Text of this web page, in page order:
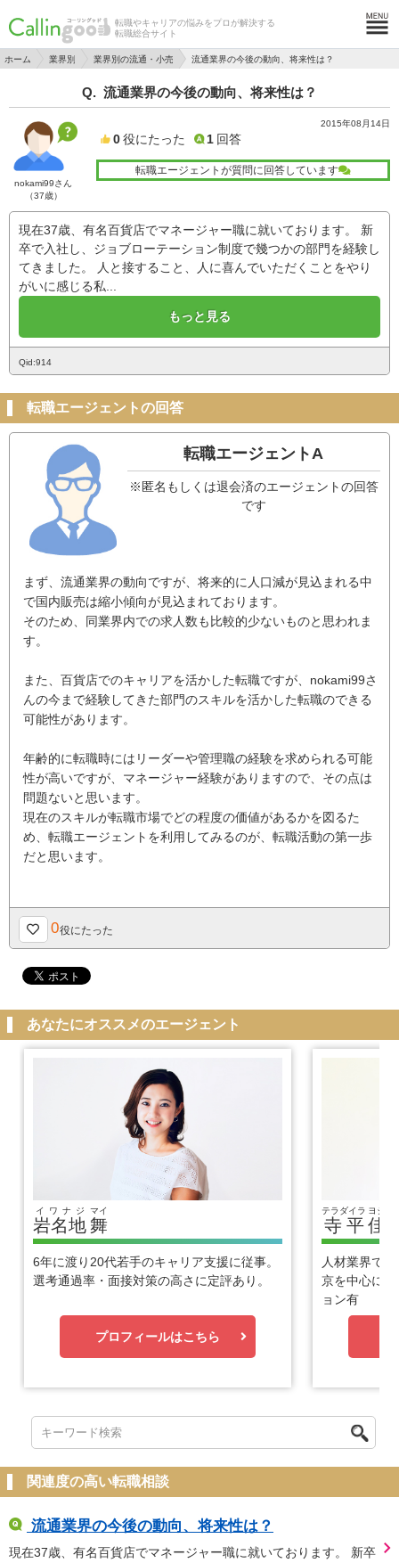
転職やキャリアの悩みをプロが解決する
転職総合サイト
ホーム 業界別 業界別の流通・小売 流通業界の今後の動向、将来性は？
流通業界の今後の動向、将来性は？
nokami99さん
（37歳）
2015年08月14日
0 役にたった 1 回答
転職エージェントが質問に回答しています
現在37歳、有名百貨店でマネージャー職に就いております。 新
卒で入社し、ジョブローテーション制度で幾つかの部門を経験し
てきました。 人と接すること、人に喜んでいただくことをやり
がいに感じる私...
もっと見る
Qid:914
転職エージェントの回答
転職エージェントA
※匿名もしくは退会済のエージェントの回答
です
まず、流通業界の動向ですが、将来的に人口減が見込まれる中
で国内販売は縮小傾向が見込まれております。
そのため、同業界内での求人数も比較的少ないものと思われま
す。
また、百貨店でのキャリアを活かした転職ですが、nokami99さ
んの今まで経験してきた部門のスキルを活かした転職のできる
可能性があります。
年齢的に転職時にはリーダーや管理職の経験を求められる可能
性が高いですが、マネージャー経験がありますので、その点は
問題ないと思います。
現在のスキルが転職市場でどの程度の価値があるかを図るた
め、転職エージェントを利用してみるのが、転職活動の第一歩
だと思います。
0役にたった
あなたにオススメのエージェント
岩名地
イワナジ
舞
マイ
6年に渡り20代若手のキャリア支援に従事。
選考通過率・面接対策の高さに定評あり。
プロフィールはこちら
寺平
テラダイラ
佳
ヨシヒ
人材業界で
京を中心に
ョン有
関連度の高い転職相談
流通業界の今後の動向、将来性は？
現在37歳、有名百貨店でマネージャー職に就いております。 新卒